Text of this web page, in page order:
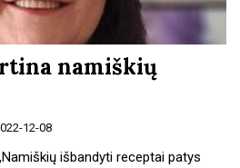
namiškių
12-08
išbandyti receptai patys